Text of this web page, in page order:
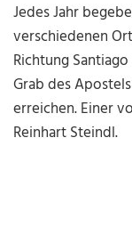
Jedes Jahr
verschiedenen
Richtung
Grab des
erreichen. Einer
Reinhart Steindl.